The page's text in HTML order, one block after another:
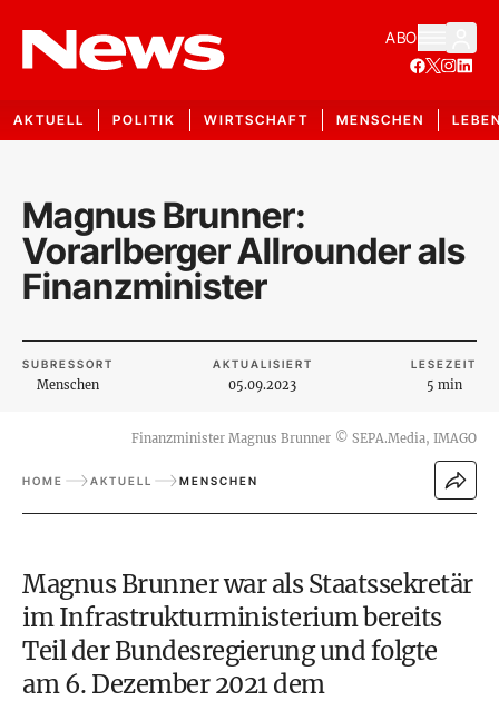
ABO
AKTUELL POLITIK WIRTSCHAFT MENSCHEN
Magnus Brunner:
Vorarlberger Allrounder als
Finanzminister
SUBRESSORT
Menschen
AKTUALISIERT
05.09.2023
LESEZEIT
5 min
Finanzminister Magnus Brunner © SEPA.Media, IMAGO
HOME AKTUELL MENSCHEN
Magnus Brunner war als Staatssekretär
im Infrastrukturministerium bereits
Teil der Bundesregierung und folgte
am 6. Dezember 2021 dem